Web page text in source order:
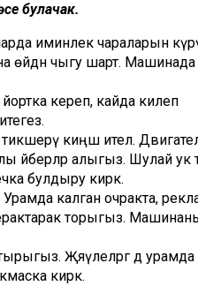
булачак.
иминлек чараларын
өйдән чыгу шарт.
кереп, кайда килеп
киңәш ителә.
әйберләр алыгыз. Шулай ук
булдыру кирәк.
Урамда калган очракта,
торыгыз.
Җәяүлеләргә дә урамда
кирәк.